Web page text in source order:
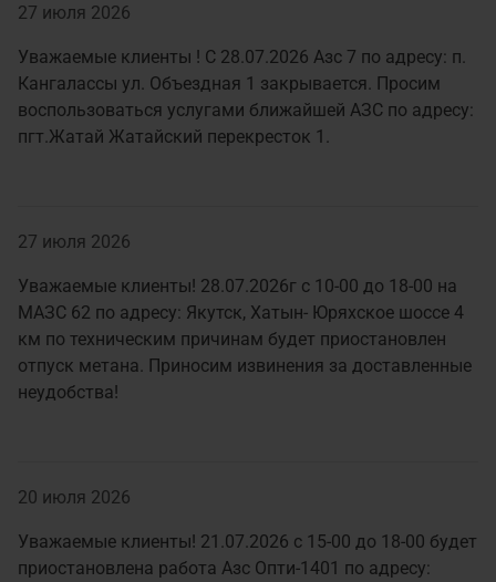
27 июля 2026
Уважаемые клиенты ! С 28.07.2026 Азс 7 по адресу: п.
Кангалассы ул. Объездная 1 закрывается. Просим
воспользоваться услугами ближайшей АЗС по адресу:
пгт.Жатай Жатайский перекресток 1.
27 июля 2026
Уважаемые клиенты! 28.07.2026г с 10-00 до 18-00 на
МАЗС 62 по адресу: Якутск, Хатын- Юряхское шоссе 4
км по техническим причинам будет приостановлен
отпуск метана. Приносим извинения за доставленные
неудобства!
20 июля 2026
Уважаемые клиенты! 21.07.2026 с 15-00 до 18-00 будет
приостановлена работа Азс Опти-1401 по адресу: